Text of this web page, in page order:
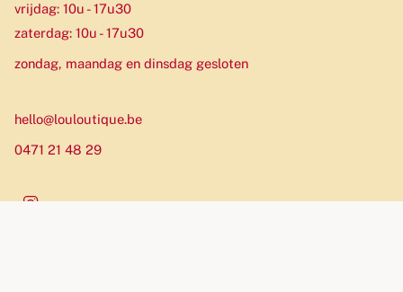
vrijdag: 10u - 17u30
zaterdag: 10u - 17u30
zondag, maandag en dinsdag gesloten
hello@louloutique.be
0471 21 48 29
Instagram